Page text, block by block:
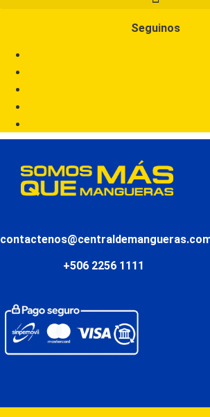
Seguinos
+506 2256 1111